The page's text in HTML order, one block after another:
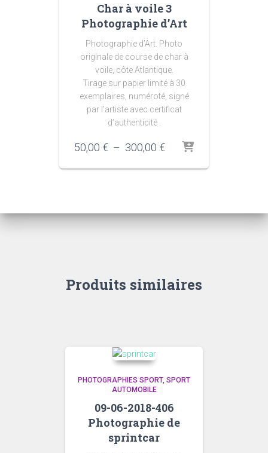
Char à voile 3
Photographie d’Art
Photographie d’Art. Photo
originale de course de char à
voile, côte Atlantique.
Tirage sur papier limité à 30
exemplaires, numéroté, signé
par l’artiste avec certificat
d’authenticité .
50,00 € – 300,00 €Plage
prix :
Produits similaires
PHOTOGRAPHIES SPORT SPORT
AUTOMOBILE
09-06-2018-406
Photographie de
sprintcar